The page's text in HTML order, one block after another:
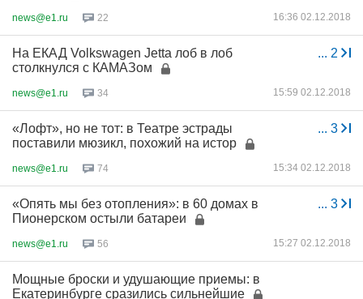
news@e1.ru 22 16:36 02.12.2018
... 2
На ЕКАД Volkswagen Jetta лоб в лоб
столкнулся с КАМАЗом
news@e1.ru 34 15:59 02.12.2018
... 3
«Лофт», но не тот: в Театре эстрады
поставили мюзикл, похожий на истор
news@e1.ru 74 15:34 02.12.2018
... 3
«Опять мы без отопления»: в 60 домах в
Пионерском остыли батареи
news@e1.ru 56 15:27 02.12.2018
Мощные броски и удушающие приемы: в
Екатеринбурге сразились сильнейшие